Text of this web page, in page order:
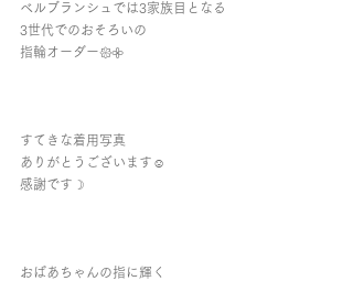
ベルブランシュでは3家族目となる
3世代でのおそろいの
指輪オーダー𑁍𖧷
すてきな着用写真
ありがとうございます☺︎︎
感謝です☽︎
おばあちゃんの指に輝く